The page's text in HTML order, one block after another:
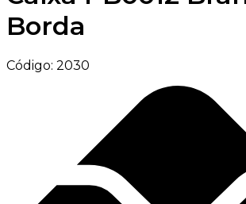
Borda
Código: 2030